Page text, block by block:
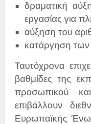
δραματική
εργασίας για
αύξηση του
κατάργηση
Ταυτόχρονα
βαθμίδες της
προσωπικού
επιβάλλουν
Ευρωπαϊκής